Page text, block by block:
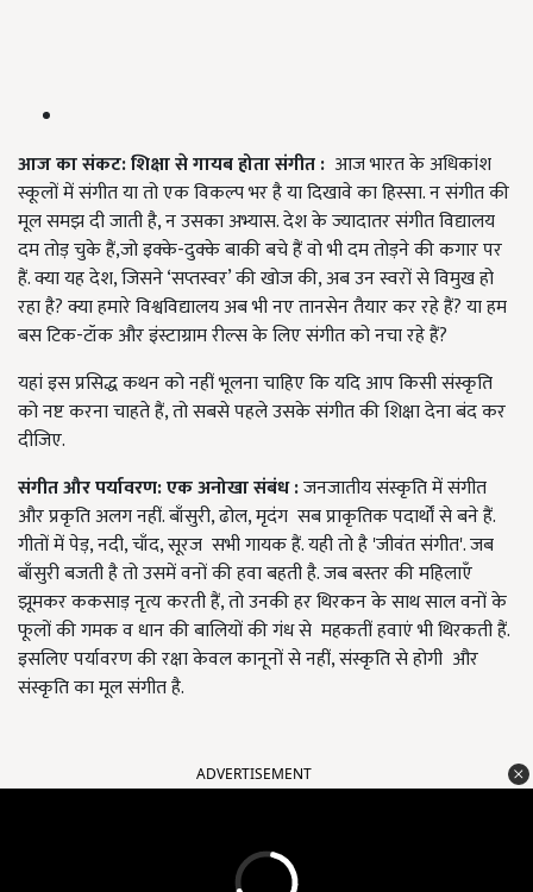
आज का संकट: शिक्षा से गायब होता संगीत : आज भारत के अधिकांश
स्कूलों में संगीत या तो एक विकल्प भर है या दिखावे का हिस्सा. न संगीत की
मूल समझ दी जाती है, न उसका अभ्यास. देश के ज्यादातर संगीत विद्यालय
दम तोड़ चुके हैं,जो इक्के-दुक्के बाकी बचे हैं वो भी दम तोड़ने की कगार पर
हैं. क्या यह देश, जिसने ‘सप्तस्वर’ की खोज की, अब उन स्वरों से विमुख हो
रहा है? क्या हमारे विश्वविद्यालय अब भी नए तानसेन तैयार कर रहे हैं? या हम
बस टिक-टॉक और इंस्टाग्राम रील्स के लिए संगीत को नचा रहे हैं?
यहां इस प्रसिद्ध कथन को नहीं भूलना चाहिए कि यदि आप किसी संस्कृति
को नष्ट करना चाहते हैं, तो सबसे पहले उसके संगीत की शिक्षा देना बंद कर
दीजिए.
संगीत और पर्यावरण: एक अनोखा संबंध :जनजातीय संस्कृति में संगीत
और प्रकृति अलग नहीं. बाँसुरी, ढोल, मृदंग सब प्राकृतिक पदार्थों से बने हैं.
गीतों में पेड़, नदी, चाँद, सूरज सभी गायक हैं. यही तो है 'जीवंत संगीत'. जब
बाँसुरी बजती है तो उसमें वनों की हवा बहती है. जब बस्तर की महिलाएँ
झूमकर ककसाड़ नृत्य करती हैं, तो उनकी हर थिरकन के साथ साल वनों के
फूलों की गमक व धान की बालियों की गंध से महकतीं हवाएं भी थिरकती हैं.
इसलिए पर्यावरण की रक्षा केवल कानूनों से नहीं, संस्कृति से होगी और
संस्कृति का मूल संगीत है.
ADVERTISEMENT